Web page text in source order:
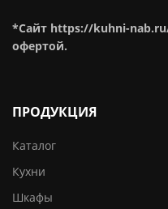
*Сайт https://kuhni-
офертой.
ПРОДУКЦИЯ
Каталог
Кухни
Шкафы